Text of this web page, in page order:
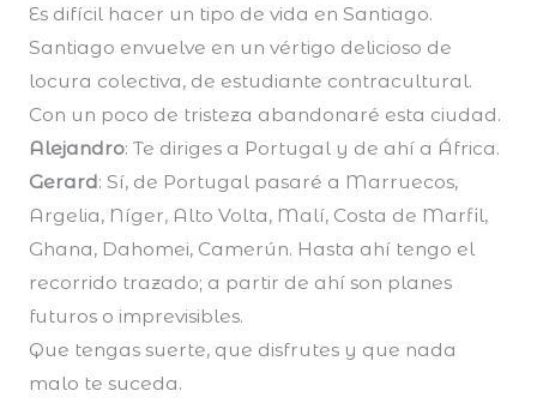
Es difícil hacer un tipo de vida en Santiago.
Santiago envuelve en un vértigo delicioso de
locura colectiva, de estudiante contracultural.
Con un poco de tristeza abandonaré esta ciudad.
Alejandro: Te diriges a Portugal y de ahí a África.
Gerard: Sí, de Portugal pasaré a Marruecos,
Argelia, Níger, Alto Volta, Malí, Costa de Marfil,
Ghana, Dahomei, Camerún. Hasta ahí tengo el
recorrido trazado; a partir de ahí son planes
futuros o imprevisibles.
Que tengas suerte, que disfrutes y que nada
malo te suceda.